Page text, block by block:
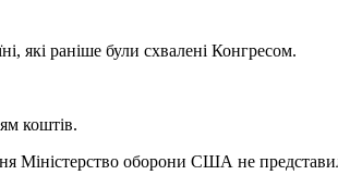
які раніше були схвалені Конгресом.
коштів.
Міністерство оборони США не